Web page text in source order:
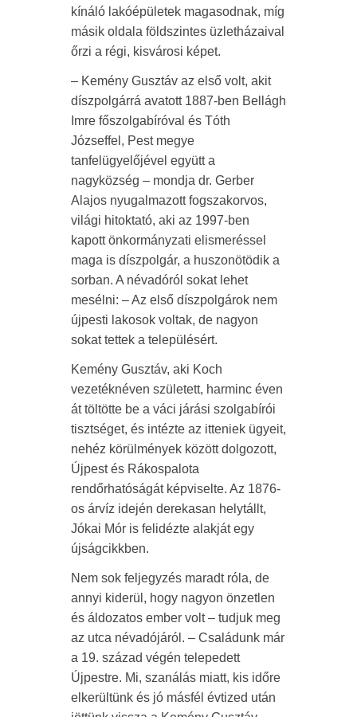
kínáló lakóépületek magasodnak, míg
másik oldala földszintes üzletházaival
őrzi a régi, kisvárosi képet.
– Kemény Gusztáv az első volt, akit
díszpolgárrá avatott 1887-ben Bellágh
Imre főszolgabíróval és Tóth
Józseffel, Pest megye
tanfelügyelőjével együtt a
nagyközség – mondja dr. Gerber
Alajos nyugalmazott fogszakorvos,
világi hitoktató, aki az 1997-ben
kapott önkormányzati elismeréssel
maga is díszpolgár, a huszonötödik a
sorban. A névadóról sokat lehet
mesélni: – Az első díszpolgárok nem
újpesti lakosok voltak, de nagyon
sokat tettek a településért.
Kemény Gusztáv, aki Koch
vezetéknéven született, harminc éven
át töltötte be a váci járási szolgabírói
tisztséget, és intézte az itteniek ügyeit,
nehéz körülmények között dolgozott,
Újpest és Rákospalota
rendőrhatóságát képviselte. Az 1876-
os árvíz idején derekasan helytállt,
Jókai Mór is felidézte alakját egy
újságcikkben.
Nem sok feljegyzés maradt róla, de
annyi kiderül, hogy nagyon önzetlen
és áldozatos ember volt – tudjuk meg
az utca névadójáról. – Családunk már
a 19. század végén telepedett
Újpestre. Mi, szanálás miatt, kis időre
elkerültünk és jó másfél évtized után